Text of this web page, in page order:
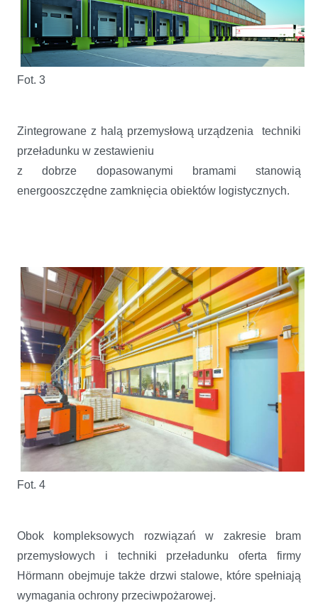
Fot. 3
Zintegrowane z halą przemysłową urządzenia techniki
przeładunku w zestawieniu
z dobrze dopasowanymi bramami stanowią
energooszczędne zamknięcia obiektów logistycznych.
Fot. 4
Obok kompleksowych rozwiązań w zakresie bram
przemysłowych i techniki przeładunku oferta firmy
Hörmann obejmuje także drzwi stalowe, które spełniają
wymagania ochrony przeciwpożarowej.